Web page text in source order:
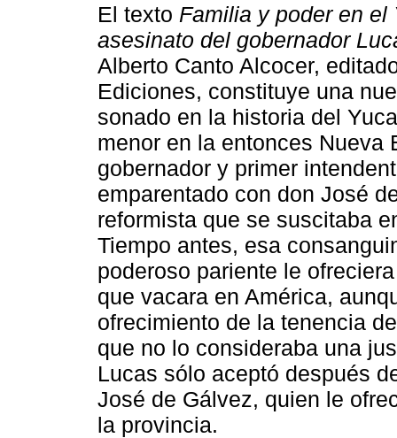
El texto Familia y poder en
asesinato del gobernador
Alberto Canto Alcocer,
Ediciones, constituye una
sonado en la historia del
menor en la entonces Nueva
gobernador y primer
emparentado con don José
reformista que se suscitaba
Tiempo antes, esa
poderoso pariente le
que vacara en América,
ofrecimiento de la tenencia
que no lo consideraba una
Lucas sólo aceptó después
José de Gálvez, quien le
la provincia.